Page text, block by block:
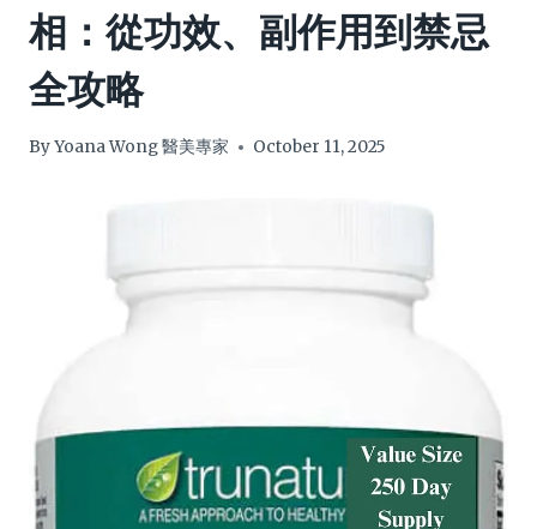
相：從功效、副作用到禁忌
全攻略
ByYoana Wong 醫美專家 October 11, 2025